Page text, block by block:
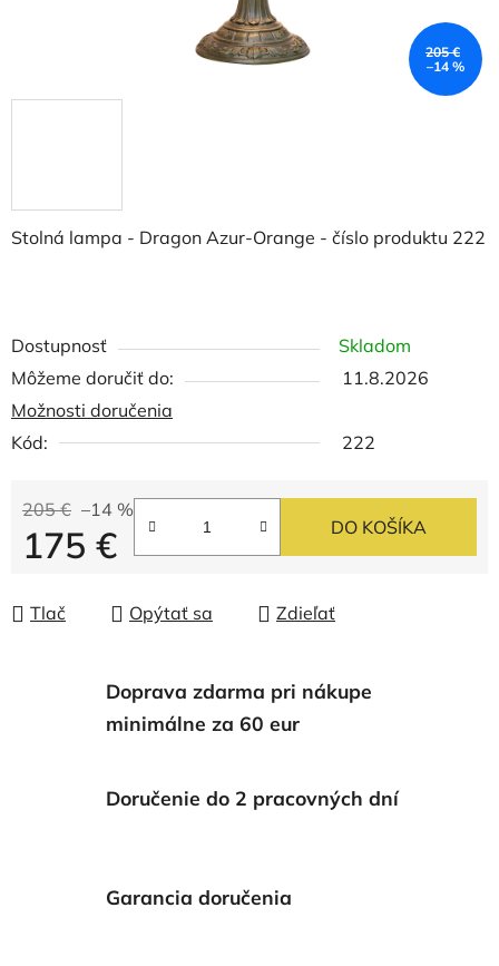
Stolná lampa - Dragon Azur-Orange - číslo produktu 222
Dostupnosť
Skladom
Môžeme doručiť do:
11.8.2026
Možnosti doručenia
Kód:
222
205 € –14 %
175 € DO KOŠÍKA
Tlač Opýtať sa Zdieľať
205 €
–14 %
Doprava zdarma pri nákupe
minimálne za 60 eur
Doručenie do 2 pracovných dní
Garancia doručenia